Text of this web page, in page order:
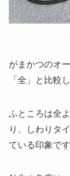
がまかつのオ
「全」と比較
ふところは全
り、しわりタ
ている印象です